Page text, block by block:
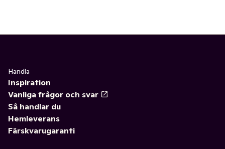
Handla
Inspiration
Vanliga frågor och svar
Så handlar du
Hemleverans
Färskvarugaranti